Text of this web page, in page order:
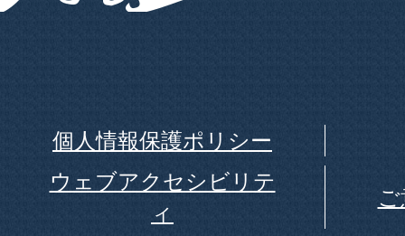
個人情報保護ポリシー
ウェブアクセシビリテ
ィ